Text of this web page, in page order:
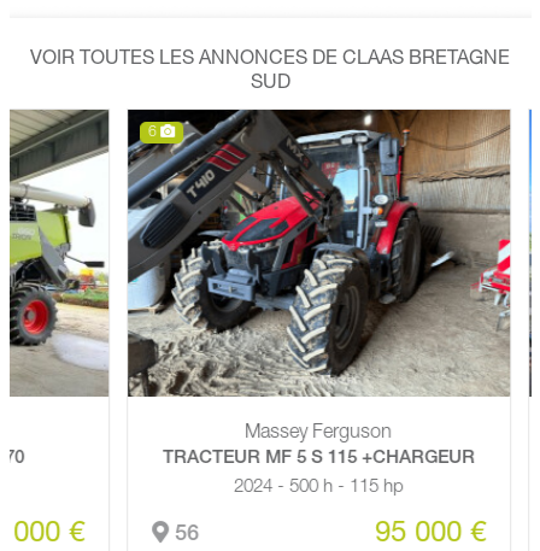
VOIR TOUTES LES ANNONCES DE CLAAS BRETAGNE
SUD
€
Massey Ferguson
TRACTEUR MF 5 S 115 +CHARGEUR
2024 - 500 h - 115 hp
56 95 000 €